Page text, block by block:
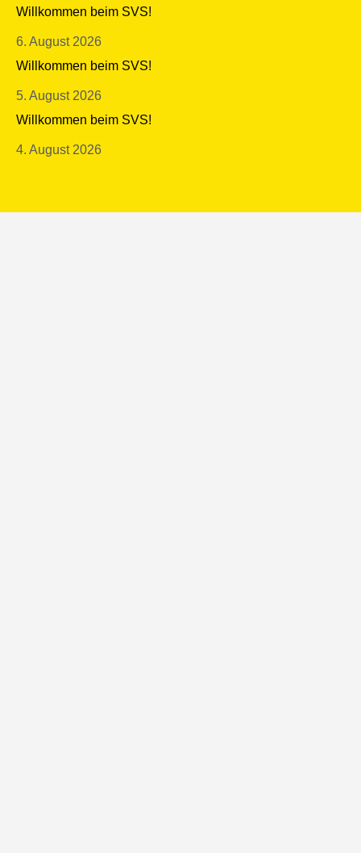
Willkommen beim SVS!
6. August 2026
Willkommen beim SVS!
5. August 2026
Willkommen beim SVS!
4. August 2026